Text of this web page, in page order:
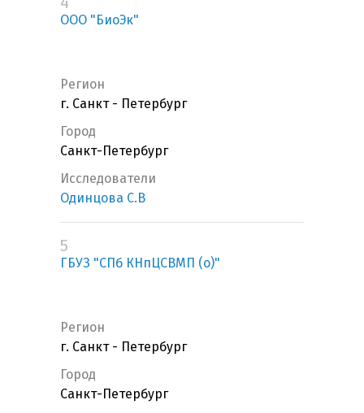
ООО "БиоЭк"
Регион
г. Санкт - Петербург
Город
Санкт-Петербург
Исследователи
Одинцова С.В
5
ГБУЗ "СПб КНпЦСВМП (о)"
Регион
г. Санкт - Петербург
Город
Санкт-Петербург